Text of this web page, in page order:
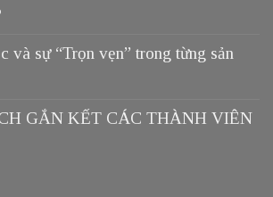
và sự “Trọn vẹn” trong từng sản
GẮN KẾT CÁC THÀNH VIÊN